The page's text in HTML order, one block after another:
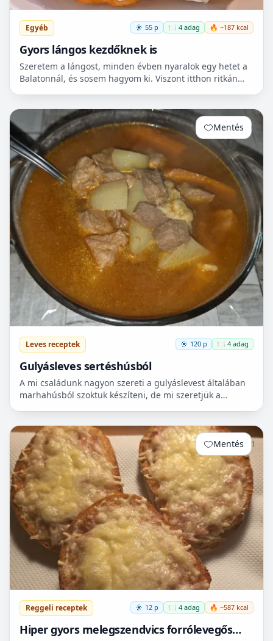
Egyéb 55 p 🍽️ 4 adag 🔥 ~187 kcal
Gyors lángos kezdőknek is
Szeretem a lángost, minden évben nyaralok egy hetet a
Balatonnál, és sosem hagyom ki. Viszont itthon ritkán
Mentés 0
Leves receptek 120 p 🍽️ 4 adag
Gulyásleves sertéshúsból
A mi családunk nagyon szereti a gulyáslevest általában
marhahúsból szoktuk készíteni, de mi szeretjük a
Mentés 1
Reggeli receptek 12 p 🍽️ 4 adag 🔥 ~587 kcal
Hiper gyors melegszendvics forrólevegős